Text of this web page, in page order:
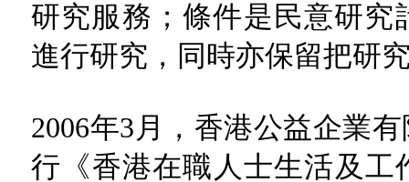
研究服務；條件是民意研究
進行研究，同時亦保留把研
2006年3月，香港公益企業
行《香港在職人士生活及工